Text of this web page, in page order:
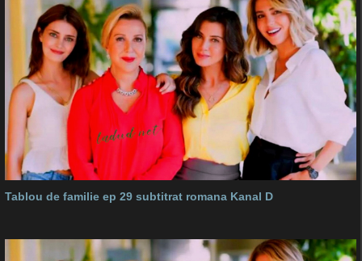
Tablou de familie ep 29 subtitrat romana Kanal D